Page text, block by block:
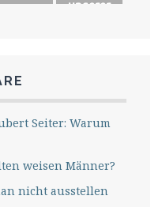
unserer
Seiter: Warum
weisen Männer?
nicht ausstellen